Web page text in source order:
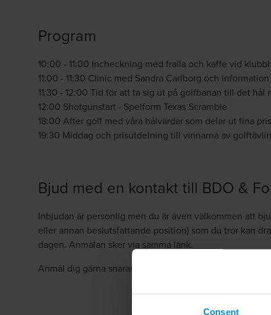
Consent
Program
10:00 - 11:00 Incheckning med fralla och kaffe vid
11:00 - 11:30 Clinic med Sandra Carlborg och
11:30 - 12:00 Tid för att ta sig ut på golfbanan till det hål
12:00 Shotgunstart - Spelform Texas Scramble
18:00 After golf med våra hålvärdar som delar ut fina
19:30 Middag och prisutdelning till vinnarna av
Bjud med en kontakt till BDO &
Inbjudan är personlig men du är även välkommen att
eller annan beslutsfattande position) som du tror kan
dagen. Anmälan sker via samma länk.
Anmäl dig gärna snarast då antalet platser är begränsade.